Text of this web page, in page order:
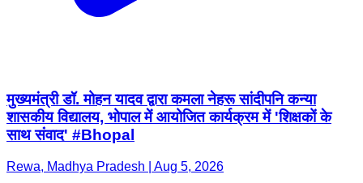
मुख्यमंत्री डॉ. मोहन यादव द्वारा कमला नेहरू सांदीपनि कन्या
शासकीय विद्यालय, भोपाल में आयोजित कार्यक्रम में 'शिक्षकों के
साथ संवाद' #Bhopal
Rewa, Madhya Pradesh | Aug 5, 2026